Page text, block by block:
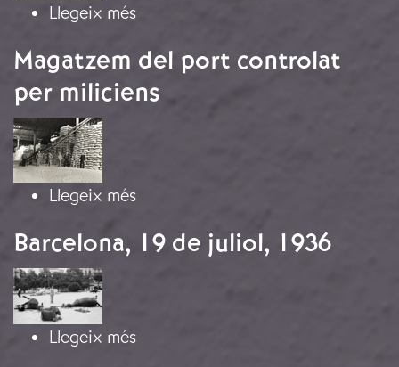
Llegeix méssobre Primer reunió del Comitè
Magatzem del port controlat
per miliciens
Imatge
Llegeix méssobre Magatzem del port controlat
Barcelona, 19 de juliol, 1936
Imatge
Llegeix méssobre Barcelona, 19 de juliol, 1936